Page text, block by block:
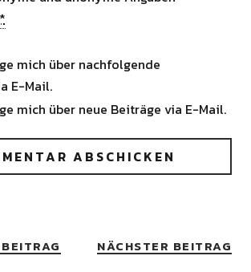
mich über nachfolgende
E-Mail.
mich über neue Beiträge via E-Mail.
NÄCHSTER BEITRAG